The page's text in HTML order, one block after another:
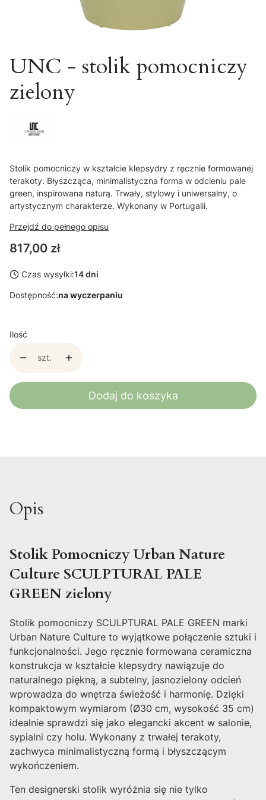
UNC - stolik pomocniczy
zielony
Stolik pomocniczy w kształcie klepsydry z ręcznie formowanej
terakoty. Błyszcząca, minimalistyczna forma w odcieniu pale
green, inspirowana naturą. Trwały, stylowy i uniwersalny, o
artystycznym charakterze. Wykonany w Portugalii.
Przejdź do pełnego opisu
Cena
817,00 zł
Czas wysyłki:14 dni
Dostępność:na wyczerpaniu
Ilość
szt.
Dodaj do koszyka
Opis
Stolik Pomocniczy Urban Nature
Culture SCULPTURAL PALE
GREEN zielony
Stolik pomocniczy SCULPTURAL PALE GREEN marki
Urban Nature Culture to wyjątkowe połączenie sztuki i
funkcjonalności. Jego ręcznie formowana ceramiczna
konstrukcja w kształcie klepsydry nawiązuje do
naturalnego piękną, a subtelny, jasnozielony odcień
wprowadza do wnętrza świeżość i harmonię. Dzięki
kompaktowym wymiarom (Ø30 cm, wysokość 35 cm)
idealnie sprawdzi się jako elegancki akcent w salonie,
sypialni czy holu. Wykonany z trwałej terakoty,
zachwyca minimalistyczną formą i błyszczącym
wykończeniem.
Ten designerski stolik wyróżnia się nie tylko